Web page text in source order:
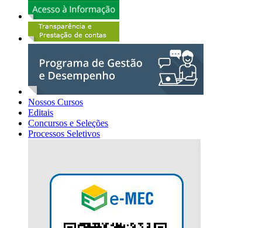
Nossos Cursos
Editais
Concursos e Seleções
Processos Seletivos